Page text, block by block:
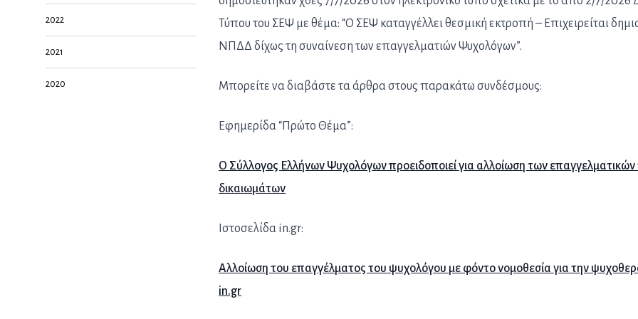
2022
2021
2020
Τύπου του ΣΕΨ με θέμα: “Ο ΣΕΨ καταγγέλλει θεσμική εκτροπή – Επιχειρείται
ΝΠΔΔ δίχως τη συναίνεση των επαγγελματιών Ψυχολόγων”.
Μπορείτε να διαβάστε τα άρθρα στους παρακάτω συνδέσμους:
Εφημερίδα “Πρώτο Θέμα”:
Ο Σύλλογος Ελλήνων Ψυχολόγων προειδοποιεί για αλλοίωση των επαγγελματικών
δικαιωμάτων
Ιστοσελίδα in.gr:
Αλλοίωση του επαγγέλματος του ψυχολόγου με φόντο νομοθεσία για την
in.gr